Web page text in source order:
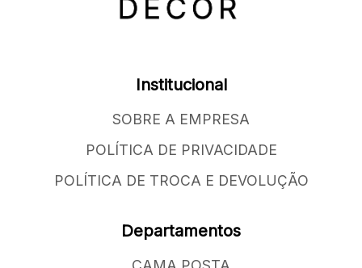
Institucional
SOBRE A EMPRESA
POLÍTICA DE PRIVACIDADE
POLÍTICA DE TROCA E DEVOLUÇÃO
Departamentos